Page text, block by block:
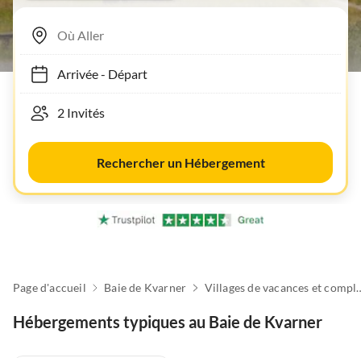
Arrivée- Départ
Rechercher un Hébergement
Page d'accueil Baie de Kvarner Villages de
Hébergements typiques au Baie de Kvarner